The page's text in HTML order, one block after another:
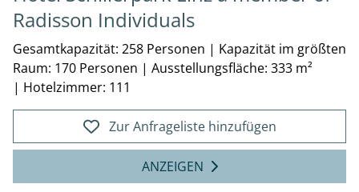
Radisson Individuals
Gesamtkapazität: 258 Personen | Kapazität im größten
Raum: 170 Personen | Ausstellungsfläche: 333 m²
| Hotelzimmer: 111
Zur Anfrageliste hinzufügen
ANZEIGEN